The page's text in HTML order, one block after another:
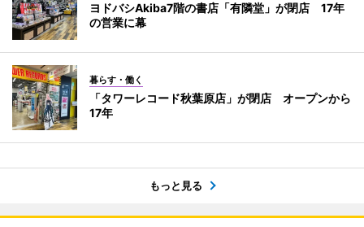
ヨドバシAkiba7階の書店「有隣堂」が閉店 17年
の営業に幕
暮らす・働く
「タワーレコード秋葉原店」が閉店 オープンから
17年
もっと見る